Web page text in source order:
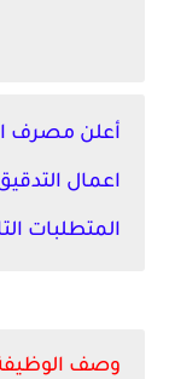
أعلن مصرف
اعمال
المتطلبات
وصف